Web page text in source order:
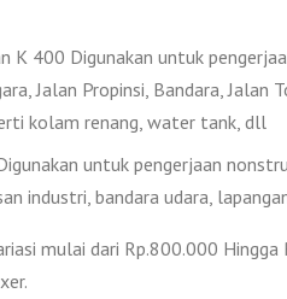
K 400 Digunakan untuk
Jalan Propinsi, Bandara, Jalan
kolam renang, water tank, dll
untuk pengerjaan
industri, bandara udara,
mulai dari Rp.800.000